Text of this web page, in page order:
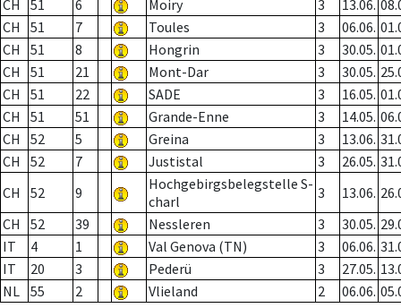
CH 51 6 Moiry 3 13.06.
CH
51 7 Toules 3 06.06.
CH
51 8 Hongrin 3 30.05.
CH
51 21 Mont-Dar 3 30.05.
CH
51 22 SADE 3 16.05.
CH
51 51 Grande-Enne 3 14.05.
CH
52 5 Greina 3 13.06.
CH
52 7 Justistal 3 26.05.
CH
52 9
Hochgebirgsbelegstelle S-
charl
3 13.06.
CH
52 39 Nessleren 3 30.05.
IT
4 1 Val Genova (TN) 3 06.06.
IT
20 3 Pederü 3 27.05.
NL 55 2 Vlieland 2 06.06.